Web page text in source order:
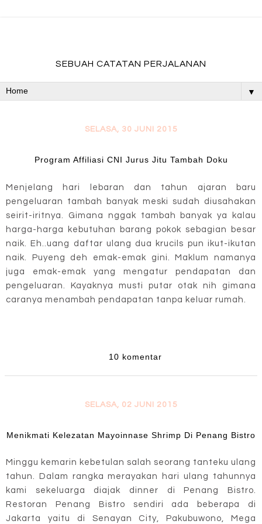
SEBUAH CATATAN PERJALANAN
▼
SELASA, 30 JUNI 2015
Program Affiliasi CNI Jurus Jitu Tambah Doku
Menjelang hari lebaran dan tahun ajaran baru
pengeluaran tambah banyak meski sudah diusahakan
seirit-iritnya. Gimana nggak tambah banyak ya kalau
harga-harga kebutuhan barang pokok sebagian besar
naik. Eh..uang daftar ulang dua krucils pun ikut-ikutan
naik. Puyeng deh emak-emak gini. Maklum namanya
juga emak-emak yang mengatur pendapatan dan
pengeluaran. Kayaknya musti putar otak nih gimana
caranya menambah pendapatan tanpa keluar rumah.
10 komentar
SELASA, 02 JUNI 2015
Menikmati Kelezatan Mayoinnase Shrimp Di Penang Bistro
Minggu kemarin kebetulan salah seorang tanteku ulang
tahun. Dalam rangka merayakan hari ulang tahunnya
kami sekeluarga diajak dinner di Penang Bistro.
Restoran Penang Bistro sendiri ada beberapa di
Jakarta yaitu di Senayan City, Pakubuwono, Mega